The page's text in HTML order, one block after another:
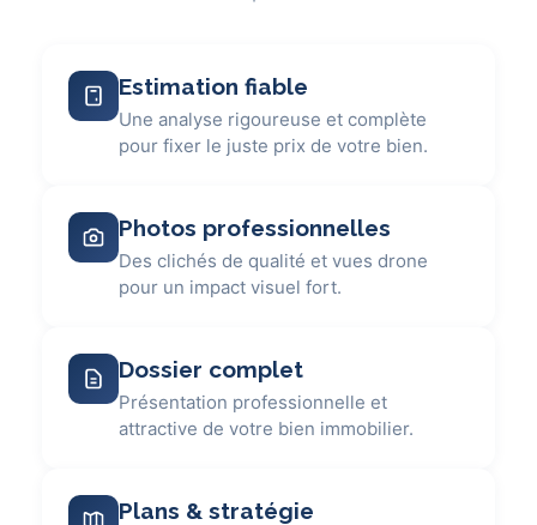
Estimation fiable
Une analyse rigoureuse et complète
pour fixer le juste prix de votre bien.
Photos professionnelles
Des clichés de qualité et vues drone
pour un impact visuel fort.
Dossier complet
Présentation professionnelle et
attractive de votre bien immobilier.
Plans & stratégie